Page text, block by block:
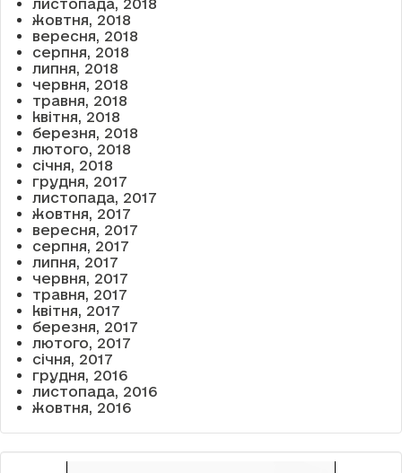
листопада, 2018
жовтня, 2018
вересня, 2018
серпня, 2018
липня, 2018
червня, 2018
травня, 2018
квітня, 2018
березня, 2018
лютого, 2018
січня, 2018
грудня, 2017
листопада, 2017
жовтня, 2017
вересня, 2017
серпня, 2017
липня, 2017
червня, 2017
травня, 2017
квітня, 2017
березня, 2017
лютого, 2017
січня, 2017
грудня, 2016
листопада, 2016
жовтня, 2016